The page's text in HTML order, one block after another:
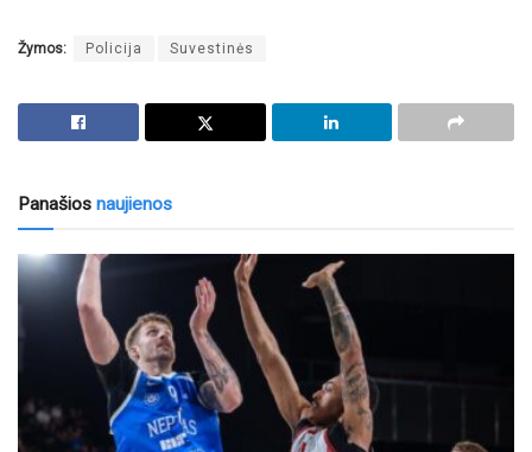
Žymos: Policija Suvestinės
Panašios naujienos